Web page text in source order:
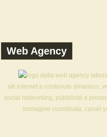
Web Agency
siti internet a contenuto dinamico,
social networking, pubblicità e
immagine coordinata, canali